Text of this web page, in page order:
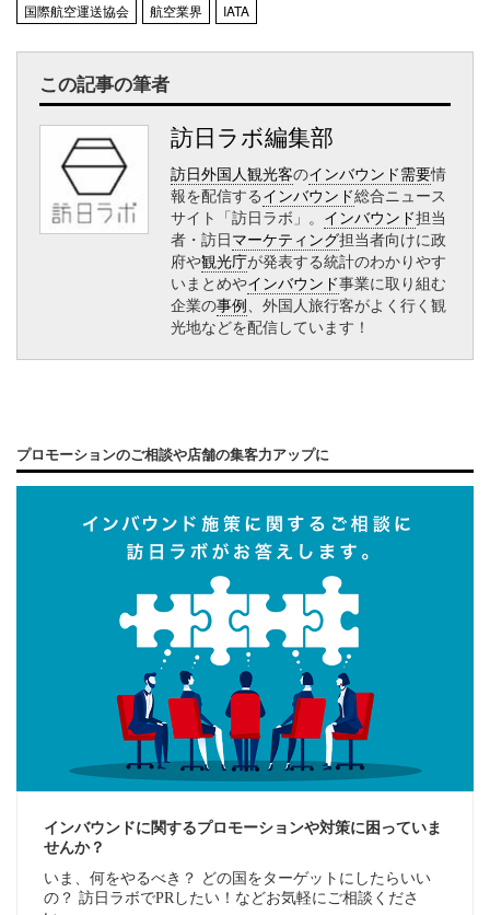
国際航空運送協会 航空業界 IATA
この記事の筆者
訪日ラボ編集部
訪日外国人観光客のインバウンド需要情
報を配信するインバウンド総合ニュース
サイト「訪日ラボ」。 インバウンド担当
者・訪日マーケティング担当者向けに政
府や観光庁が発表する統計のわかりやす
いまとめやインバウンド事業に取り組む
企業の事例 、外国人旅行客がよく行く観
光地などを配信しています！
プロモーションのご相談や店舗の集客力アップに
インバウンドに関するプロモーションや対策に困っていま
せんか？
いま、何をやるべき？ どの国をターゲットにしたらいい
の？ 訪日ラボでPRしたい！などお気軽にご相談くださ